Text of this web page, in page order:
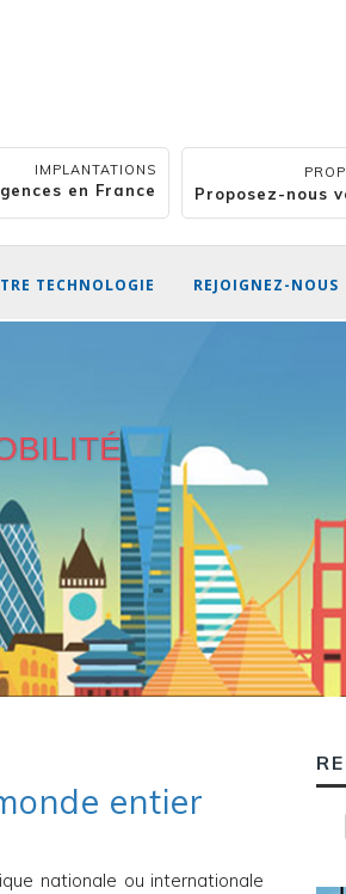
IMPLANTATIONS
en France Proposez-nous
TECHNOLOGIE REJOIGNEZ-NOUS
entier
nationale ou internationale